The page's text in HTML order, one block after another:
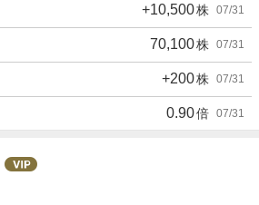
+10,500株 07/31
70,100株 07/31
+200株 07/31
0.90倍 07/31